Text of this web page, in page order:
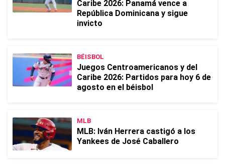
Caribe 2026: Panamá vence a
República Dominicana y sigue
invicto
BÉISBOL
Juegos Centroamericanos y del
Caribe 2026: Partidos para hoy 6 de
agosto en el béisbol
MLB
MLB: Iván Herrera castigó a los
Yankees de José Caballero